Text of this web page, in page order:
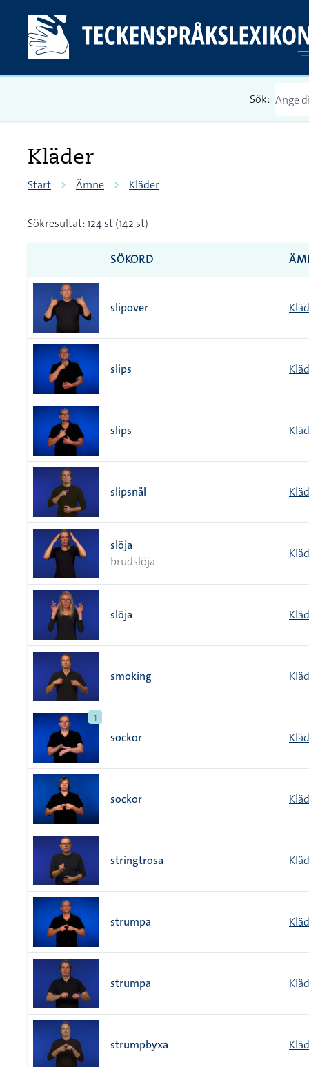
Sök:
Kläder
Start Ämne Kläder
Sökresultat: 124 st (142 st)
SÖKORD
slipover
slips
slips
slipsnål
slöja
brudslöja
slöja
smoking
1
sockor
sockor
stringtrosa
strumpa
strumpa
strumpbyxa